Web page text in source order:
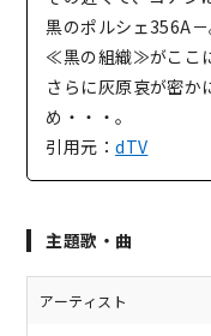
黒のポルシェ356A－
≪黒の組織≫がここ
さらに灰原哀が密か
め・・・。
引用元：dTV
主題歌・曲
アーティスト